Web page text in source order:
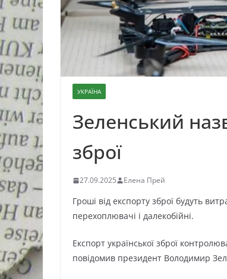
УКРАЇНА
Зеленський
зброї
27.09.2025 Елена Прей
Гроші від експорту зброї будуть
перехоплювачі і далекобійні.
Експорт української зброї
повідомив президент Володимир